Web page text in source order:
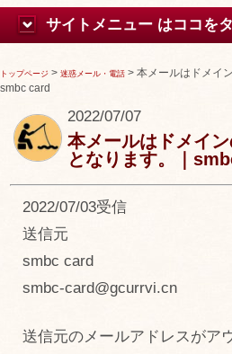
サイトメニュー はココを
トップページ > 迷惑メール・電話 > 本メールはドメイ
smbc card
2022/07/07
本メールはドメイ
となります。｜
2022/07/03受信
送信元
smbc card
smbc-card@gcurrvi.cn
送信元のメールアドレスがア